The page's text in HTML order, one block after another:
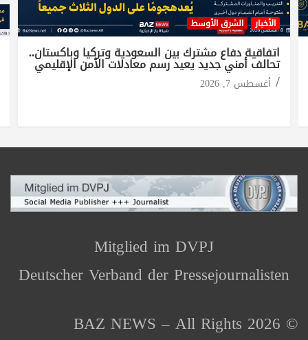
الأخبار الشرق الأوسط
اتفاقية دفاع مشترك بين السعودية وتركيا وباكستان..
تحالف أمني جديد يعيد رسم معادلات الأمن الإقليمي
أغسطس 7, 2026
Mitglied im DVPJ
Deutscher Verband der Pressejournalisten
© 2026 BAZ NEWS – All Rights